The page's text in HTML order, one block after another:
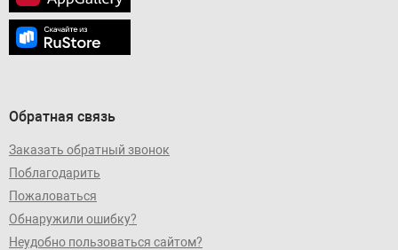
Обратная связь
Заказать обратный звонок
Поблагодарить
Пожаловаться
Обнаружили ошибку?
Неудобно пользоваться сайтом?